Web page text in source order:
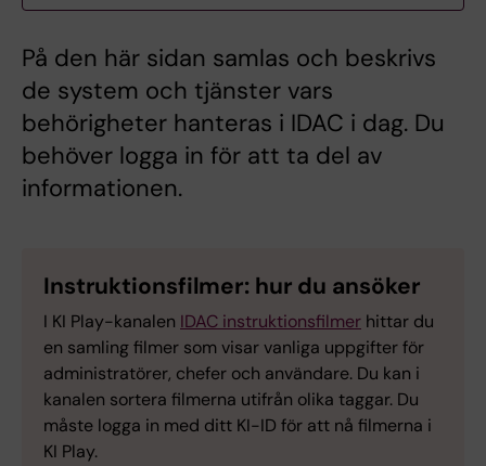
På den här sidan samlas och beskrivs
de system och tjänster vars
behörigheter hanteras i IDAC i dag. Du
behöver logga in för att ta del av
informationen.
Instruktionsfilmer: hur du ansöker
I KI Play-kanalen IDAC instruktionsfilmer hittar du
en samling filmer som visar vanliga uppgifter för
administratörer, chefer och användare. Du kan i
kanalen sortera filmerna utifrån olika taggar. Du
måste logga in med ditt KI-ID för att nå filmerna i
KI Play.